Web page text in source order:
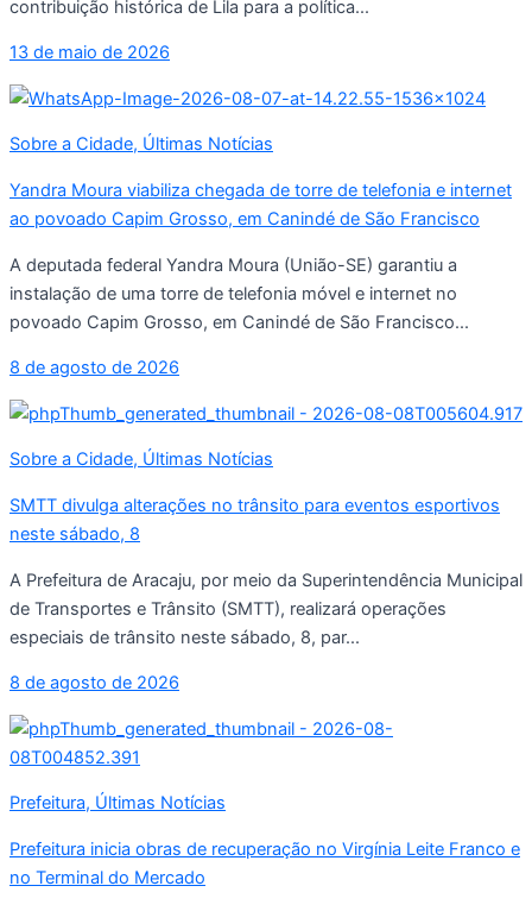
contribuição histórica de Lila para a política...
13 de maio de 2026
Sobre a Cidade, Últimas Notícias
Yandra Moura viabiliza chegada de torre de telefonia e internet
ao povoado Capim Grosso, em Canindé de São Francisco
A deputada federal Yandra Moura (União-SE) garantiu a
instalação de uma torre de telefonia móvel e internet no
povoado Capim Grosso, em Canindé de São Francisco...
8 de agosto de 2026
Sobre a Cidade, Últimas Notícias
SMTT divulga alterações no trânsito para eventos esportivos
neste sábado, 8
A Prefeitura de Aracaju, por meio da Superintendência Municipal
de Transportes e Trânsito (SMTT), realizará operações
especiais de trânsito neste sábado, 8, par...
8 de agosto de 2026
Prefeitura, Últimas Notícias
Prefeitura inicia obras de recuperação no Virgínia Leite Franco e
no Terminal do Mercado